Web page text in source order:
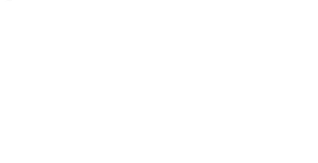
(влага,
краски,